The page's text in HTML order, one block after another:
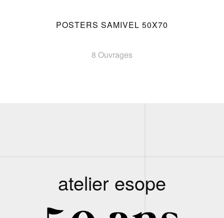
POSTERS SAMIVEL 50X70
8 Ouvrages
atelier esope